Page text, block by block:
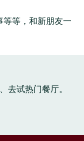
等，和新朋友一
去试热门餐厅。